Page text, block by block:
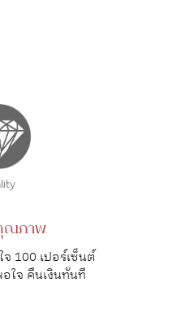
ณภาพ
100 เปอร์เซ็นต์
ใจ คืนเงินทันที